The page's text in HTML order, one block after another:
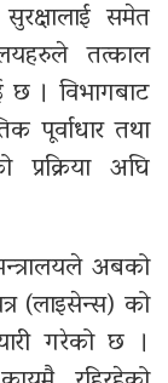
समेत
तत्काल
। विभागबाट
पूर्वाधार तथा
प्रक्रिया अघि
अबको
(लाइसेन्स) को
गरेको छ ।